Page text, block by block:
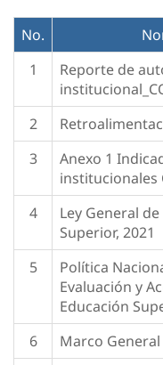
No.
1
Reporte de
2
3
Anexo 1
institucionales
4
Ley General
Superior, 2021
5
Política
Evaluación y
Educación
6 Marco General